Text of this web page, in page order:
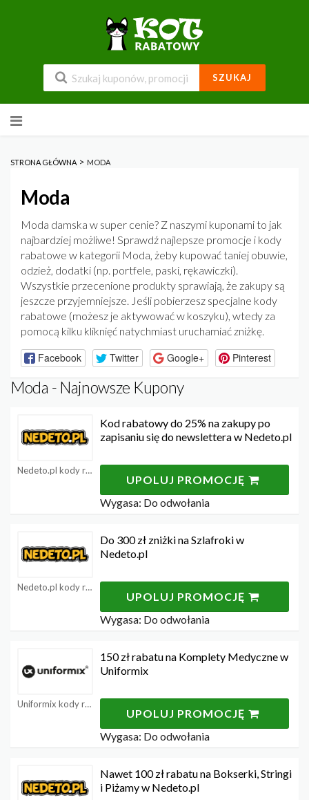
SZUKAJ
do
STRONA GŁÓWNA > MODA
Moda
Moda damska w super cenie? Z naszymi kuponami to jak
najbardziej możliwe! Sprawdź najlepsze promocje i kody
rabatowe w kategorii Moda, żeby kupować taniej obuwie,
odzież, dodatki (np. portfele, paski, rękawiczki).
Wszystkie przecenione produkty sprawiają, że zakupy są
jeszcze przyjemniejsze. Jeśli pobierzesz specjalne kody
rabatowe (możesz je aktywować w koszyku), wtedy za
pomocą kilku kliknięć natychmiast uruchamiać zniżkę.
Facebook Twitter Google+ Pinterest
Moda - Najnowsze Kupony
Nedeto.pl kody rabatowe
Kod rabatowy do 25% na zakupy po
zapisaniu się do newslettera w Nedeto.pl
UPOLUJ PROMOCJĘ
Wygasa: Do odwołania
Nedeto.pl kody rabatowe
Do 300 zł zniżki na Szlafroki w
Nedeto.pl
UPOLUJ PROMOCJĘ
Wygasa: Do odwołania
Uniformix kody rabatowe
150 zł rabatu na Komplety Medyczne w
Uniformix
UPOLUJ PROMOCJĘ
Wygasa: Do odwołania
Nawet 100 zł rabatu na Bokserki, Stringi
i Piżamy w Nedeto.pl